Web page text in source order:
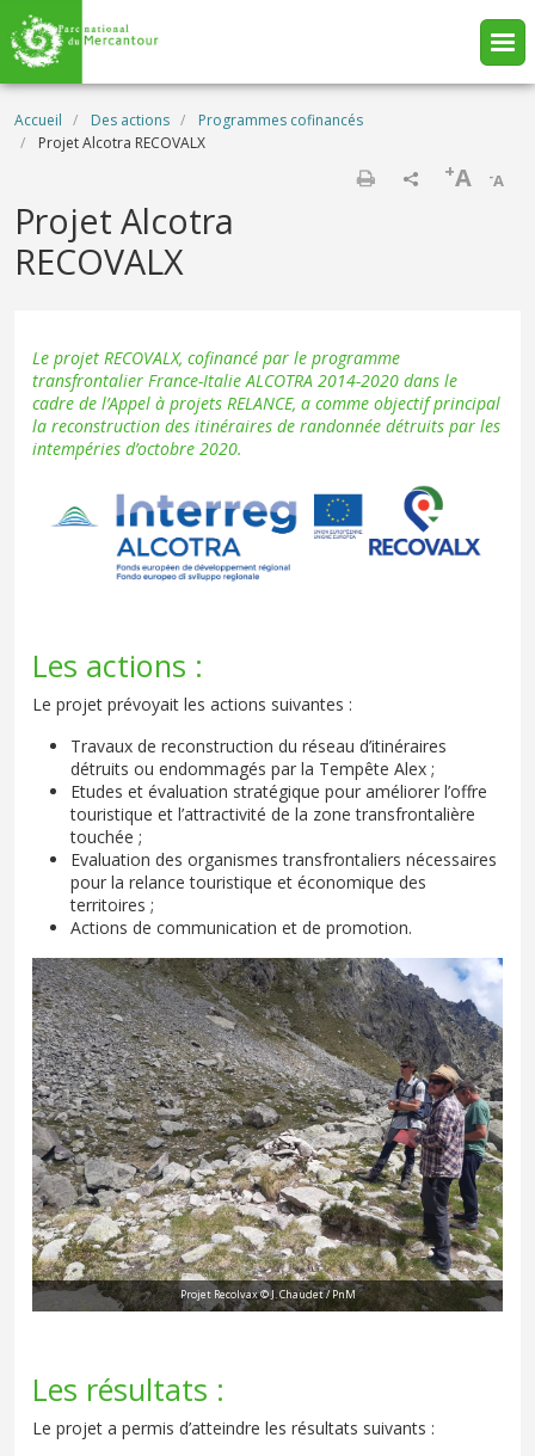
Aller au contenu principal
Fil d'Ariane
Accueil Des actions
Programmes cofinancés
Projet Alcotra RECOVALX
-A
+A
Projet Alcotra
RECOVALX
Le projet RECOVALX, cofinancé par le programme
transfrontalier France-Italie ALCOTRA 2014-2020 dans le
cadre de l’Appel à projets RELANCE, a comme objectif principal
la reconstruction des itinéraires de randonnée détruits par les
intempéries d’octobre 2020.
Les actions :
Le projet prévoyait les actions suivantes :
Travaux de reconstruction du réseau d’itinéraires
détruits ou endommagés par la Tempête Alex ;
Etudes et évaluation stratégique pour améliorer l’offre
touristique et l’attractivité de la zone transfrontalière
touchée ;
Evaluation des organismes transfrontaliers nécessaires
pour la relance touristique et économique des
territoires ;
Actions de communication et de promotion.
Projet Recolvax © J. Chaudet / PnM
Les résultats :
Le projet a permis d’atteindre les résultats suivants :